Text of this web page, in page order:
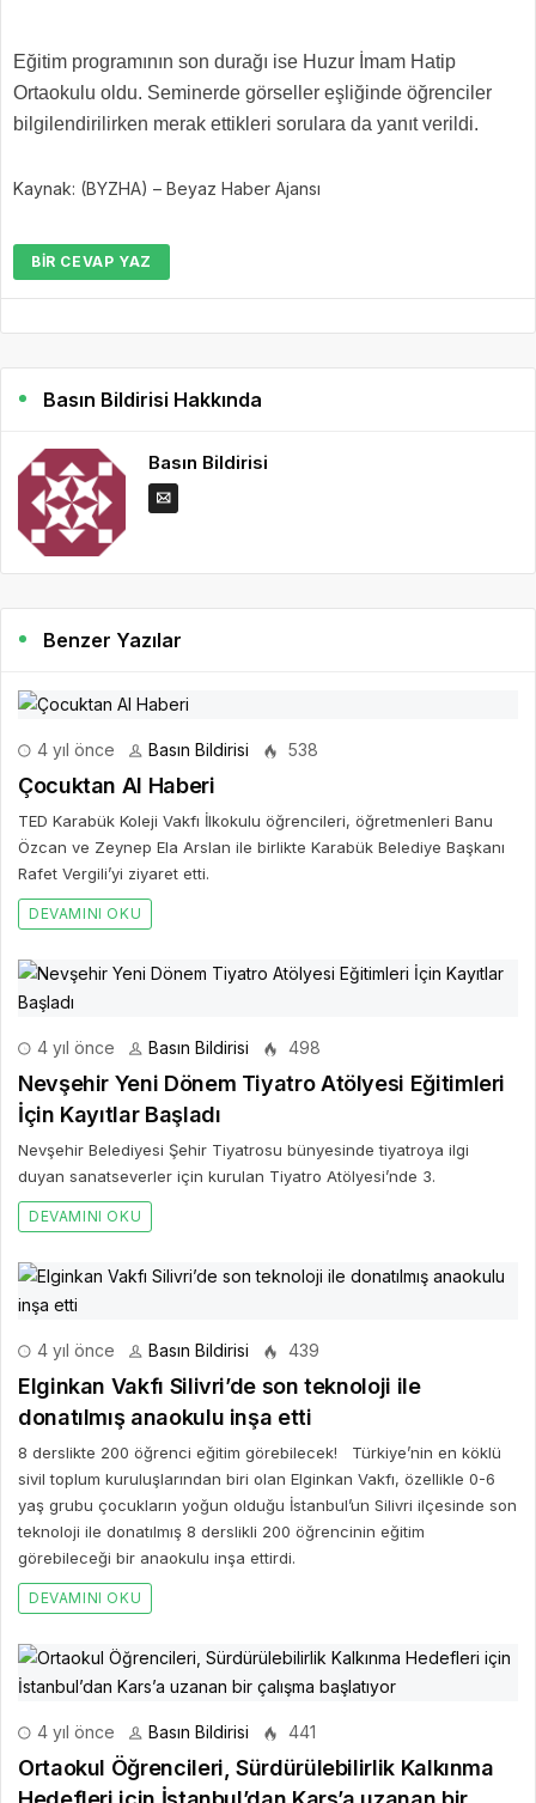
Eğitim programının son durağı ise Huzur İmam Hatip
Ortaokulu oldu. Seminerde görseller eşliğinde öğrenciler
bilgilendirilirken merak ettikleri sorulara da yanıt verildi.
Kaynak: (BYZHA) – Beyaz Haber Ajansı
BIR CEVAP YAZ
Basın Bildirisi Hakkında
Basın Bildirisi
Benzer Yazılar
4 yıl önce Basın Bildirisi 538
Çocuktan Al Haberi
TED Karabük Koleji Vakfı İlkokulu öğrencileri, öğretmenleri Banu
Özcan ve Zeynep Ela Arslan ile birlikte Karabük Belediye Başkanı
Rafet Vergili’yi ziyaret etti.
DEVAMINI OKU
4 yıl önce Basın Bildirisi 498
Nevşehir Yeni Dönem Tiyatro Atölyesi Eğitimleri
İçin Kayıtlar Başladı
Nevşehir Belediyesi Şehir Tiyatrosu bünyesinde tiyatroya ilgi
duyan sanatseverler için kurulan Tiyatro Atölyesi’nde 3.
DEVAMINI OKU
4 yıl önce Basın Bildirisi 439
Elginkan Vakfı Silivri’de son teknoloji ile
donatılmış anaokulu inşa etti
8 derslikte 200 öğrenci eğitim görebilecek! Türkiye’nin en köklü
sivil toplum kuruluşlarından biri olan Elginkan Vakfı, özellikle 0-6
yaş grubu çocukların yoğun olduğu İstanbul’un Silivri ilçesinde son
teknoloji ile donatılmış 8 derslikli 200 öğrencinin eğitim
görebileceği bir anaokulu inşa ettirdi.
DEVAMINI OKU
4 yıl önce Basın Bildirisi 441
Ortaokul Öğrencileri, Sürdürülebilirlik Kalkınma